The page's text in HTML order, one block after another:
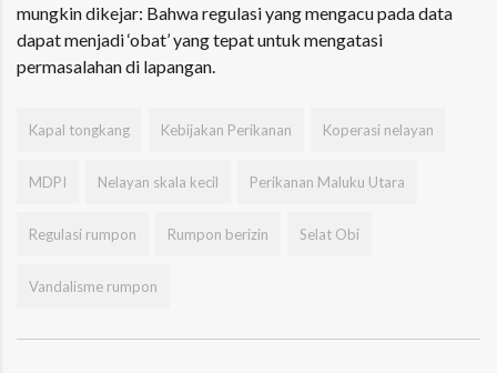
mungkin dikejar: Bahwa regulasi yang mengacu pada data
dapat menjadi ‘obat’ yang tepat untuk mengatasi
permasalahan di lapangan.
Kapal tongkang Kebijakan Perikanan Koperasi nelayan
MDPI Nelayan skala kecil Perikanan Maluku Utara
Regulasi rumpon Rumpon berizin Selat Obi
Vandalisme rumpon